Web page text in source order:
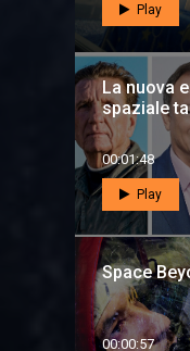
Play
La nuova
spaziale
00:01:48
Play
Space
00:00:57